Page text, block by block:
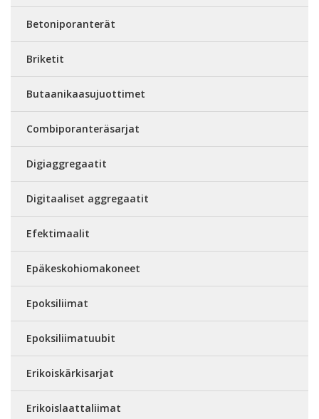
Betoniporanterät
Briketit
Butaanikaasujuottimet
Combiporanteräsarjat
Digiaggregaatit
Digitaaliset aggregaatit
Efektimaalit
Epäkeskohiomakoneet
Epoksiliimat
Epoksiliimatuubit
Erikoiskärkisarjat
Erikoislaattaliimat